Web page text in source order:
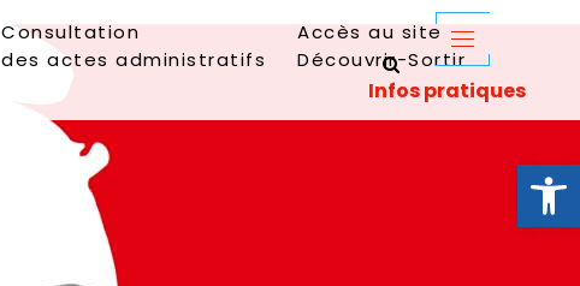
Ouvrir
Consultation
des actes administratifs
Accès au site
Découvrir-Sortir